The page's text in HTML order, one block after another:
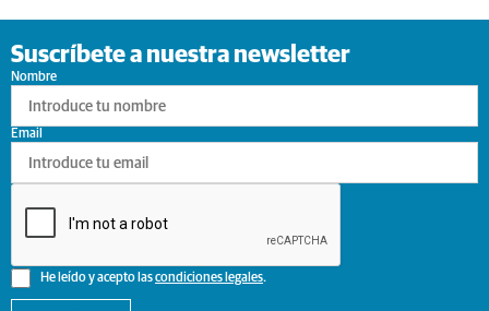
Suscríbete a nuestra newsletter
Nombre
He leído y acepto lascondiciones legales.
Email